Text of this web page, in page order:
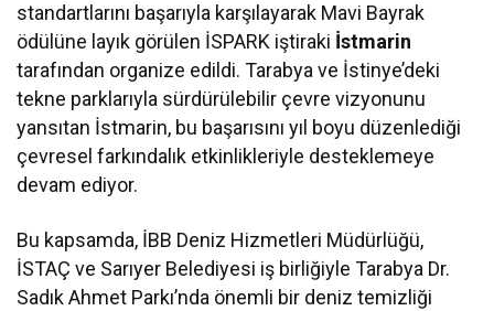
standartlarını başarıyla karşılayarak Mavi Bayrak
ödülüne layık görülen İSPARK iştiraki İstmarin
tarafından organize edildi. Tarabya ve İstinye’deki
tekne parklarıyla sürdürülebilir çevre vizyonunu
yansıtan İstmarin, bu başarısını yıl boyu düzenlediği
çevresel farkındalık etkinlikleriyle desteklemeye
devam ediyor.
Bu kapsamda, İBB Deniz Hizmetleri Müdürlüğü,
İSTAÇ ve Sarıyer Belediyesi iş birliğiyle Tarabya Dr.
Sadık Ahmet Parkı’nda önemli bir deniz temizliği